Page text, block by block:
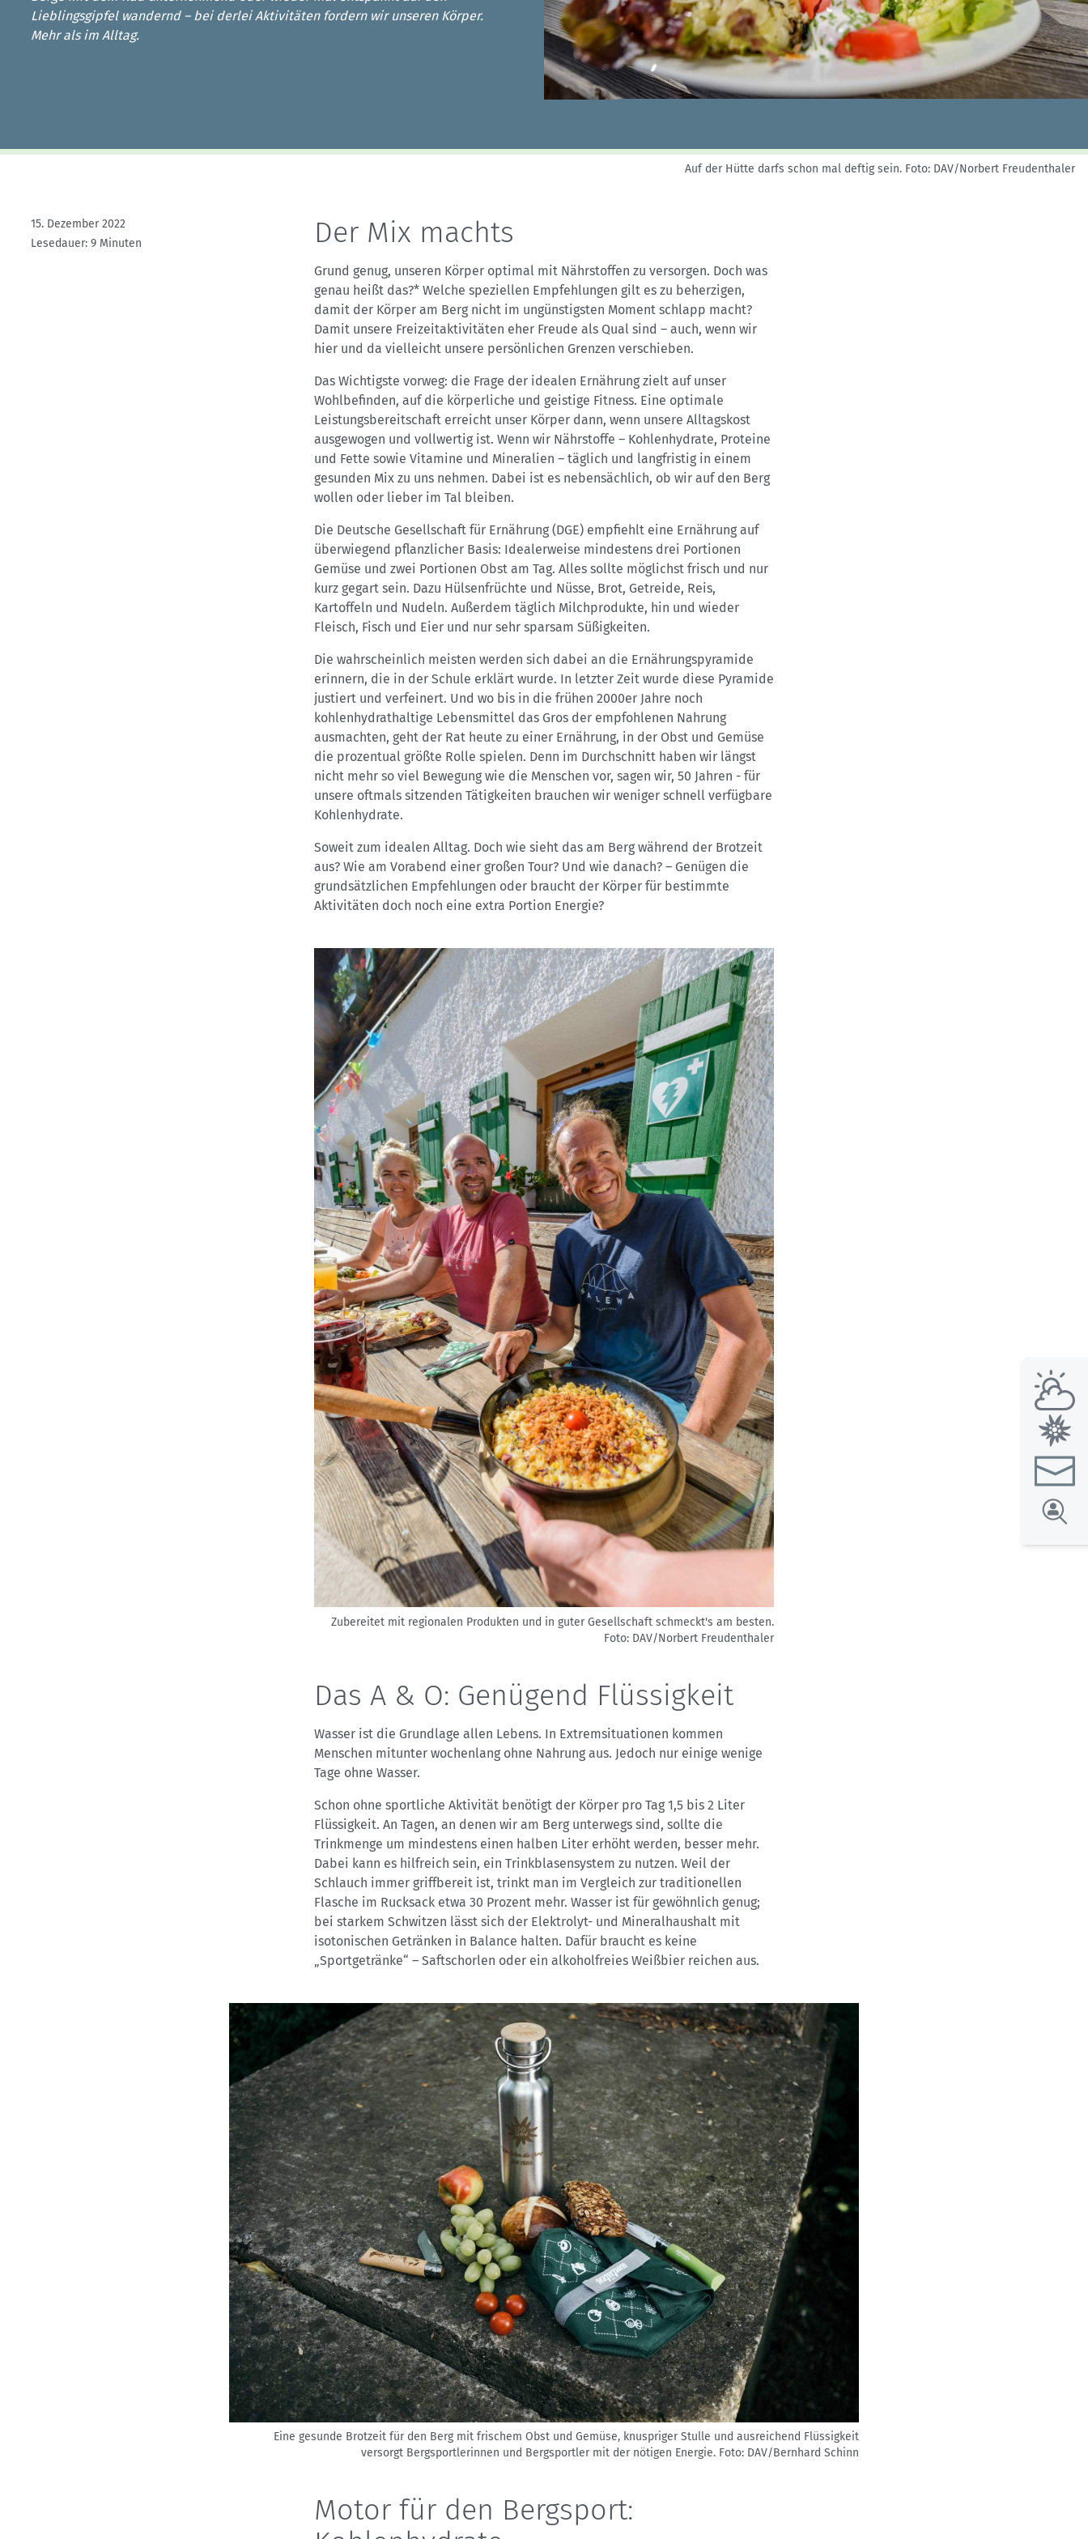
Wandern und Bergsteigen
Wettkampfklettern
Lieblingsgipfel wandernd – bei derlei Aktivitäten fordern wir unseren Körper.
Mehr als im Alltag.
Auf der Hütte darfs schon mal deftig sein. Foto: DAV/Norbert Freudenthaler
15. Dezember 2022
Lesedauer: 9 Minuten
Der Mix machts
Grund genug, unseren Körper optimal mit Nährstoffen zu versorgen. Doch was
genau heißt das?* Welche speziellen Empfehlungen gilt es zu beherzigen,
damit der Körper am Berg nicht im ungünstigsten Moment schlapp macht?
Damit unsere Freizeitaktivitäten eher Freude als Qual sind – auch, wenn wir
hier und da vielleicht unsere persönlichen Grenzen verschieben.
Das Wichtigste vorweg: die Frage der idealen Ernährung zielt auf unser
Wohlbefinden, auf die körperliche und geistige Fitness. Eine optimale
Leistungsbereitschaft erreicht unser Körper dann, wenn unsere Alltagskost
ausgewogen und vollwertig ist. Wenn wir Nährstoffe – Kohlenhydrate, Proteine
und Fette sowie Vitamine und Mineralien – täglich und langfristig in einem
gesunden Mix zu uns nehmen. Dabei ist es nebensächlich, ob wir auf den Berg
wollen oder lieber im Tal bleiben.
Die Deutsche Gesellschaft für Ernährung (DGE) empfiehlt eine Ernährung auf
überwiegend pflanzlicher Basis: Idealerweise mindestens drei Portionen
Gemüse und zwei Portionen Obst am Tag. Alles sollte möglichst frisch und nur
kurz gegart sein. Dazu Hülsenfrüchte und Nüsse, Brot, Getreide, Reis,
Kartoffeln und Nudeln. Außerdem täglich Milchprodukte, hin und wieder
Fleisch, Fisch und Eier und nur sehr sparsam Süßigkeiten.
Die wahrscheinlich meisten werden sich dabei an die Ernährungspyramide
erinnern, die in der Schule erklärt wurde. In letzter Zeit wurde diese Pyramide
justiert und verfeinert. Und wo bis in die frühen 2000er Jahre noch
kohlenhydrathaltige Lebensmittel das Gros der empfohlenen Nahrung
ausmachten, geht der Rat heute zu einer Ernährung, in der Obst und Gemüse
die prozentual größte Rolle spielen. Denn im Durchschnitt haben wir längst
nicht mehr so viel Bewegung wie die Menschen vor, sagen wir, 50 Jahren - für
unsere oftmals sitzenden Tätigkeiten brauchen wir weniger schnell verfügbare
Kohlenhydrate.
Soweit zum idealen Alltag. Doch wie sieht das am Berg während der Brotzeit
aus? Wie am Vorabend einer großen Tour? Und wie danach? – Genügen die
grundsätzlichen Empfehlungen oder braucht der Körper für bestimmte
Aktivitäten doch noch eine extra Portion Energie?
Zubereitet mit regionalen Produkten und in guter Gesellschaft schmeckt's am besten.
Foto: DAV/Norbert Freudenthaler
Das A & O: Genügend Flüssigkeit
Wasser ist die Grundlage allen Lebens. In Extremsituationen kommen
Menschen mitunter wochenlang ohne Nahrung aus. Jedoch nur einige wenige
Tage ohne Wasser.
Schon ohne sportliche Aktivität benötigt der Körper pro Tag 1,5 bis 2 Liter
Flüssigkeit. An Tagen, an denen wir am Berg unterwegs sind, sollte die
Trinkmenge um mindestens einen halben Liter erhöht werden, besser mehr.
Dabei kann es hilfreich sein, ein Trinkblasensystem zu nutzen. Weil der
Schlauch immer griffbereit ist, trinkt man im Vergleich zur traditionellen
Flasche im Rucksack etwa 30 Prozent mehr. Wasser ist für gewöhnlich genug;
bei starkem Schwitzen lässt sich der Elektrolyt- und Mineralhaushalt mit
isotonischen Getränken in Balance halten. Dafür braucht es keine
„Sportgetränke“ – Saftschorlen oder ein alkoholfreies Weißbier reichen aus.
Eine gesunde Brotzeit für den Berg mit frischem Obst und Gemüse, knuspriger Stulle und ausreichend Flüssigkeit
versorgt Bergsportlerinnen und Bergsportler mit der nötigen Energie. Foto: DAV/Bernhard Schinn
Motor für den Bergsport: